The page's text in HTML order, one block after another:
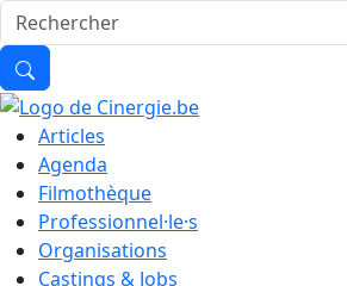
Articles
Agenda
Filmothèque
Professionnel·le·s
Organisations
Castings & Jobs